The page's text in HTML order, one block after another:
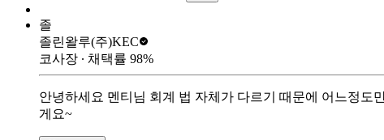
졸
졸린왈루(주)KEC
코사장 ∙ 채택률 98%
안녕하세요 멘티님 회계 법 자체가 다르기 때문에 어느정도
게요~